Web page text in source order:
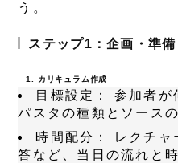
う。
ステップ1：企画・準備
1. カリキュラム作成
目標設定：
参加者が
パスタの種類とソース
時間配分：
レクチャ
答など、当日の流れと